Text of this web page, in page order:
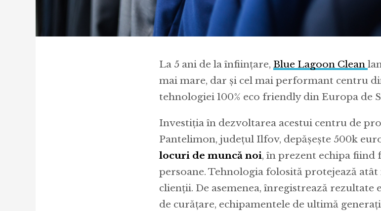
La 5 ani de la înființare, Blue Lagoon Clean
mai mare, dar și cel mai performant centru
tehnologiei 100% eco friendly din Europa de
Investiția în dezvoltarea acestui centru de
Pantelimon, județul Ilfov, depășește 500k
locuri de muncă noi, în prezent echipa fiind
persoane. Tehnologia folosită protejează atât
clienții. De asemenea, înregistrează rezultate
de curățare, echipamentele de ultimă